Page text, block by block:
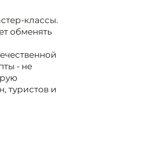
классы.
обменять
- не
туристов и